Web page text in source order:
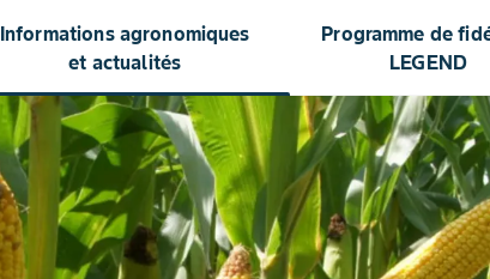
Informations agronomiques
et actualités
Programme de
LEGEND